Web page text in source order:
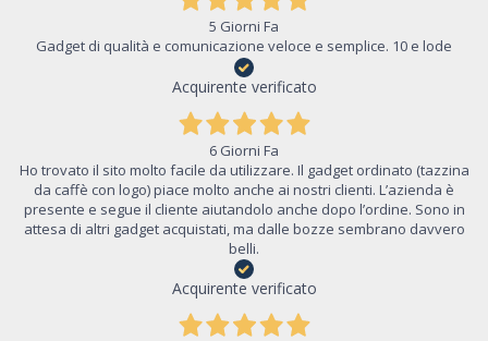
5 Giorni Fa
Gadget di qualità e comunicazione veloce e semplice. 10 e lode
Acquirente verificato
6 Giorni Fa
Ho trovato il sito molto facile da utilizzare. Il gadget ordinato (tazzina
da caffè con logo) piace molto anche ai nostri clienti. L’azienda è
presente e segue il cliente aiutandolo anche dopo l’ordine. Sono in
attesa di altri gadget acquistati, ma dalle bozze sembrano davvero
belli.
Acquirente verificato